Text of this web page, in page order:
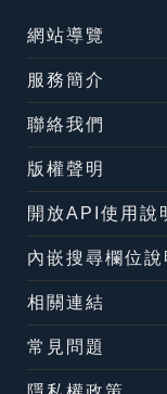
網站導覽
服務簡介
聯絡我們
版權聲明
開放API使用說
內嵌搜尋欄位說
相關連結
常見問題